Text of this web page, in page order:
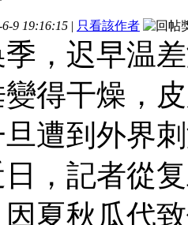
9 19:16:15 | 只看該作者
，迟早温
得干燥，
遭到外界
日，記者從
夏秋瓜代